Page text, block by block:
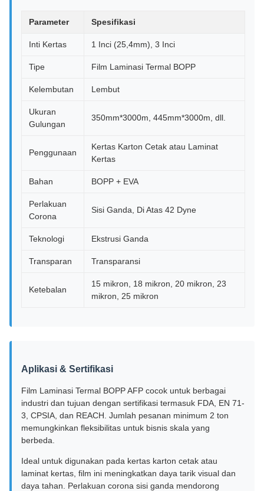
Parameter Spesifikasi
Inti Kertas 1 Inci (25,4mm), 3 Inci
Tipe Film Laminasi Termal BOPP
Kelembutan Lembut
Ukuran
Gulungan
350mm*3000m, 445mm*3000m, dll.
Penggunaan
Kertas Karton Cetak atau Laminat
Kertas
Bahan BOPP + EVA
Perlakuan
Corona
Sisi Ganda, Di Atas 42 Dyne
Teknologi Ekstrusi Ganda
Transparan Transparansi
Ketebalan
15 mikron, 18 mikron, 20 mikron, 23
mikron, 25 mikron
Aplikasi & Sertifikasi
Film Laminasi Termal BOPP AFP cocok untuk berbagai
industri dan tujuan dengan sertifikasi termasuk FDA, EN 71-
3, CPSIA, dan REACH. Jumlah pesanan minimum 2 ton
memungkinkan fleksibilitas untuk bisnis skala yang
berbeda.
Ideal untuk digunakan pada kertas karton cetak atau
laminat kertas, film ini meningkatkan daya tarik visual dan
daya tahan. Perlakuan corona sisi ganda mendorong